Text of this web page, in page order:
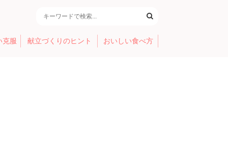
克服 献立づくりのヒント おいしい食べ方